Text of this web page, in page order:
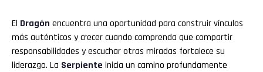
El Dragón encuentra una oportunidad para construir vínculos
más auténticos y crecer cuando comprenda que compartir
responsabilidades y escuchar otras miradas fortalece su
liderazgo. La Serpiente inicia un camino profundamente